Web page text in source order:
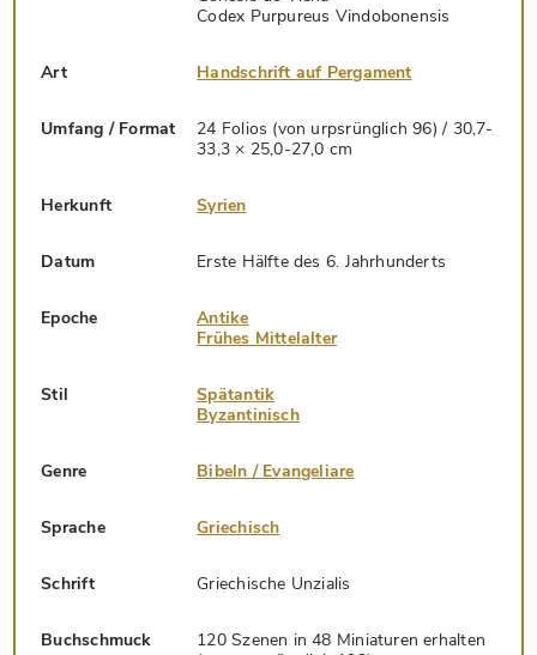
Codex Purpureus Vindobonensis
Art Handschrift auf Pergament
Umfang / Format
24 Folios (von urpsrünglich 96) / 30,7-
33,3 × 25,0-27,0 cm
Herkunft Syrien
Datum Erste Hälfte des 6. Jahrhunderts
Epoche
Antike
Frühes Mittelalter
Stil
Spätantik
Byzantinisch
Genre Bibeln / Evangeliare
Sprache Griechisch
Schrift Griechische Unzialis
Buchschmuck
120 Szenen in 48 Miniaturen erhalten